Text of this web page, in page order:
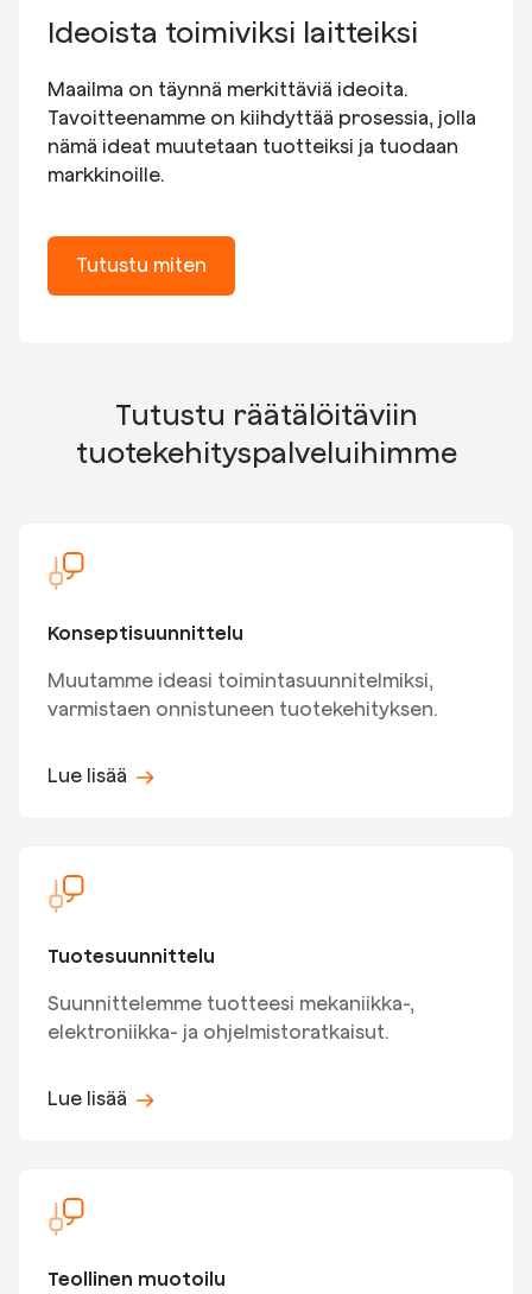
Ideoista toimiviksi laitteiksi
Maailma on täynnä merkittäviä ideoita.
Tavoitteenamme on kiihdyttää prosessia, jolla
nämä ideat muutetaan tuotteiksi ja tuodaan
markkinoille.
Tutustu miten
Tutustu räätälöitäviin
tuotekehityspalveluihimme
Konseptisuunnittelu
Muutamme ideasi toimintasuunnitelmiksi,
varmistaen onnistuneen tuotekehityksen.
Lue lisää
Tuotesuunnittelu
Suunnittelemme tuotteesi mekaniikka-,
elektroniikka- ja ohjelmistoratkaisut.
Lue lisää
Teollinen muotoilu